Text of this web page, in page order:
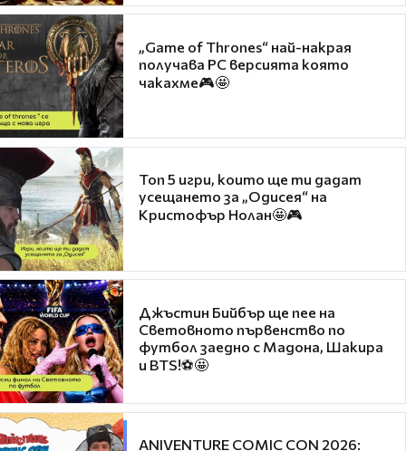
„Game of Thrones“ най-накрая
получава PC версията която
чакахме🎮🤩
Топ 5 игри, които ще ти дадат
усещането за „Одисея“ на
Кристофър Нолан🤩🎮
Джъстин Бийбър ще пее на
Световното първенство по
футбол заедно с Мадона, Шакира
и BTS!⚽🤩
ANIVENTURE COMIC CON 2026: